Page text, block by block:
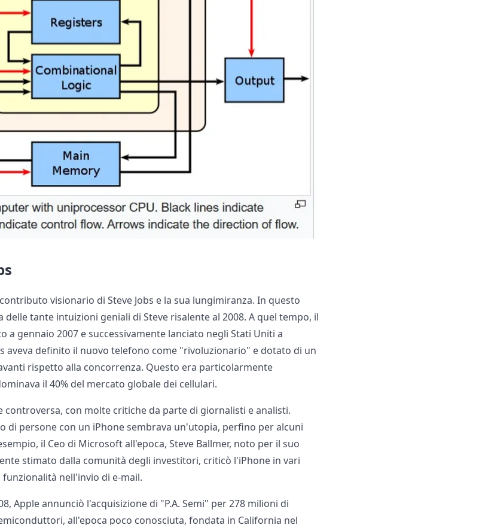
visionario di Steve Jobs e la sua lungimiranza. In questo
tante intuizioni geniali di Steve risalente al 2008. A quel tempo, il
a gennaio 2007 e successivamente lanciato negli Stati Uniti a
aveva definito il nuovo telefono come "rivoluzionario" e dotato di un
rispetto alla concorrenza. Questo era particolarmente
il 40% del mercato globale dei cellulari.
controversa, con molte critiche da parte di giornalisti e analisti.
di persone con un iPhone sembrava un'utopia, perfino per alcuni
il Ceo di Microsoft all'epoca, Steve Ballmer, noto per il suo
stimato dalla comunità degli investitori, criticò l'iPhone in vari
nell'invio di e-mail.
Apple annunciò l'acquisizione di "P.A. Semi" per 278 milioni di
all'epoca poco conosciuta, fondata in California nel